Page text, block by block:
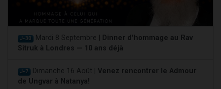
J-30 Mardi 8 Septembre |
Dinner d'hommage au Rav
Sitruk à Londres — 10 ans déjà
J-7 Dimanche 16 Août | Venez rencontrer le Admour
de Ungvar à Natanya!